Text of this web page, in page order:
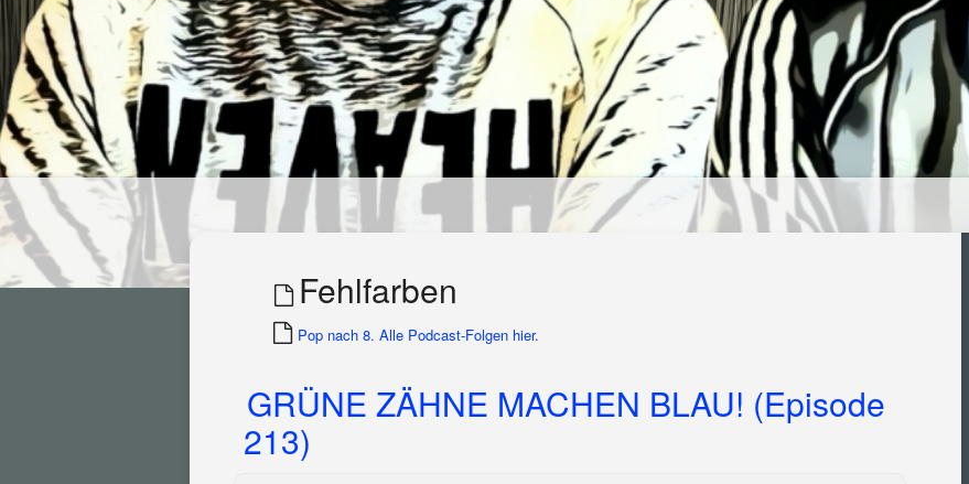
Fehlfarben
Pop nach 8. Alle Podcast-Folgen hier.
GRÜNE ZÄHNE MACHEN BLAU! (Episode
213)